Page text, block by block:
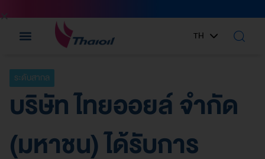
TH
EN
ระดับสากล
บริษัท ไทยออยล์ จำกัด
(มหาชน) ได้รับการ